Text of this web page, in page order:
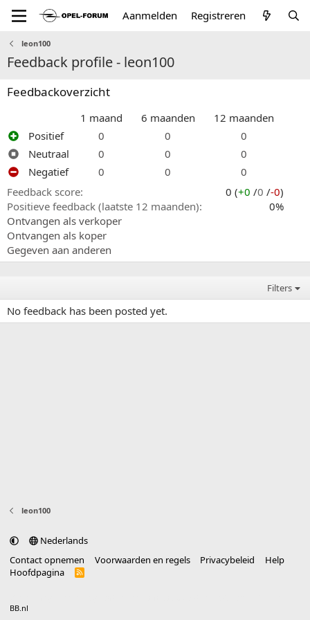
Aanmelden Registreren
leon100
Feedback profile - leon100
Feedbackoverzicht
1 maand 6 maanden
12 maanden
Positief
0 0
0
Neutraal
0 0
0
Negatief
0 0
0
Feedback score
0 (+0 /0 /-0)
Positieve feedback (laatste 12 maanden)
0%
Ontvangen als verkoper
Ontvangen als koper
Gegeven aan anderen
Filters
No feedback has been posted yet.
leon100
Nederlands
Contact opnemen
Voorwaarden en regels Privacybeleid
Help
Hoofdpagina
R
BB.nl